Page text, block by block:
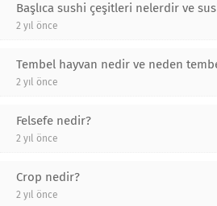
Başlıca sushi çeşitleri nelerdir ve
2 yıl önce
Tembel hayvan nedir ve neden
2 yıl önce
Felsefe nedir?
2 yıl önce
Crop nedir?
2 yıl önce